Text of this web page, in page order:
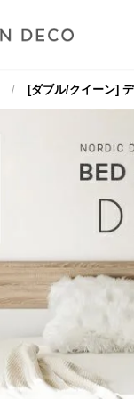
[ダブル/クイーン]